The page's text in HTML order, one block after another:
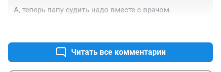
А, теперь папу судить надо вместе с врачом.
Читать все комментарии